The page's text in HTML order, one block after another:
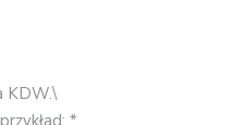
KDW.\
*